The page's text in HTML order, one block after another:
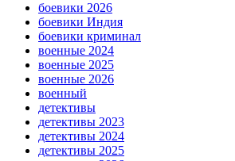
боевики 2026
боевики Индия
боевики криминал
военные 2024
военные 2025
военные 2026
военный
детективы
детективы 2023
детективы 2024
детективы 2025